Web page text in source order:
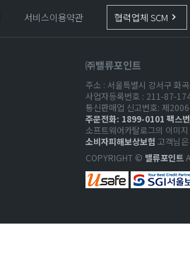
서비스이용약관 협력업체 SCM keyboard_arrow_right
㈜밸류포인트
주소 : 서울특별시 강서구 화
사업자등록번호 : 211-87-
통신판매업 신고번호: 제
주문전화: 1899-0101 팩스
소프트웨어카탈로그의 이미
소비자피해보상보험 고객님
COPYRIGHT © 밸류포인트